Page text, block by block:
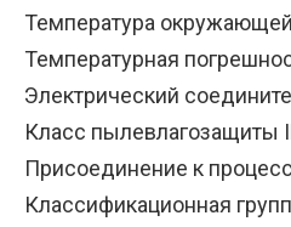
Температура
Температурная
Электрический
Класс пылевлагозащиты
Присоединение к
Классификационная